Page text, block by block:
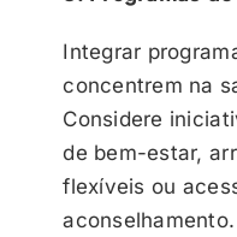
Integrar
concentrem na
Considere
de bem-estar,
flexíveis ou
aconselhamento.